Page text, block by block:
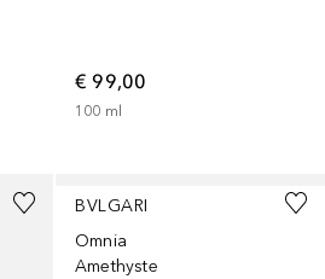
€ 99,00
100 ml
BVLGARI
Omnia
Amethyste